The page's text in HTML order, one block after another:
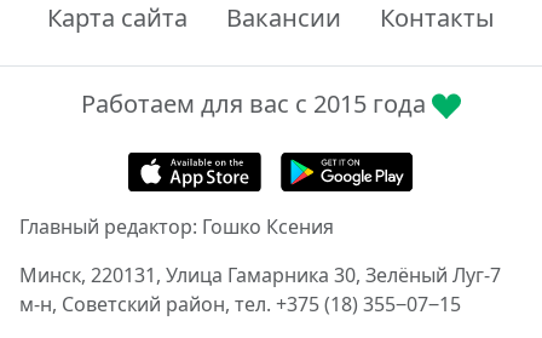
Карта сайта
Вакансии Контакты
Работаем для вас с 2015 года
Главный редактор: Гошко Ксения
Минск, 220131, Улица Гамарника 30, Зелёный Луг-7
м-н, Советский район, тел. +375 (18) 355‒07‒15